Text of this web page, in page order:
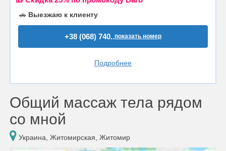
🚗 Выезжаю к клиенту
+38 (068) 740..показать номер
Подробнее
Общий массаж тела рядом
со мной
Украина, Житомирская, Житомир